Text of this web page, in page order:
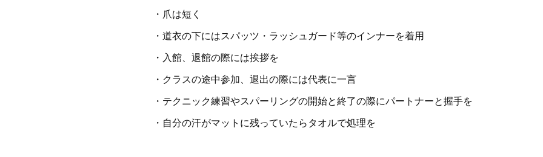
・爪は短く
・道衣の下にはスパッツ・ラッシュガード等のインナーを着用
・入館、退館の際には挨拶を
・クラスの途中参加、退出の際には代表に一言
・テクニック練習やスパーリングの開始と終了の際にパートナーと握手を
・自分の汗がマットに残っていたらタオルで処理を